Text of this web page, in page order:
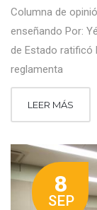
Columna de
enseñando Por:
de Estado ratificó
reglamenta
LEER MÁS
8
SEP